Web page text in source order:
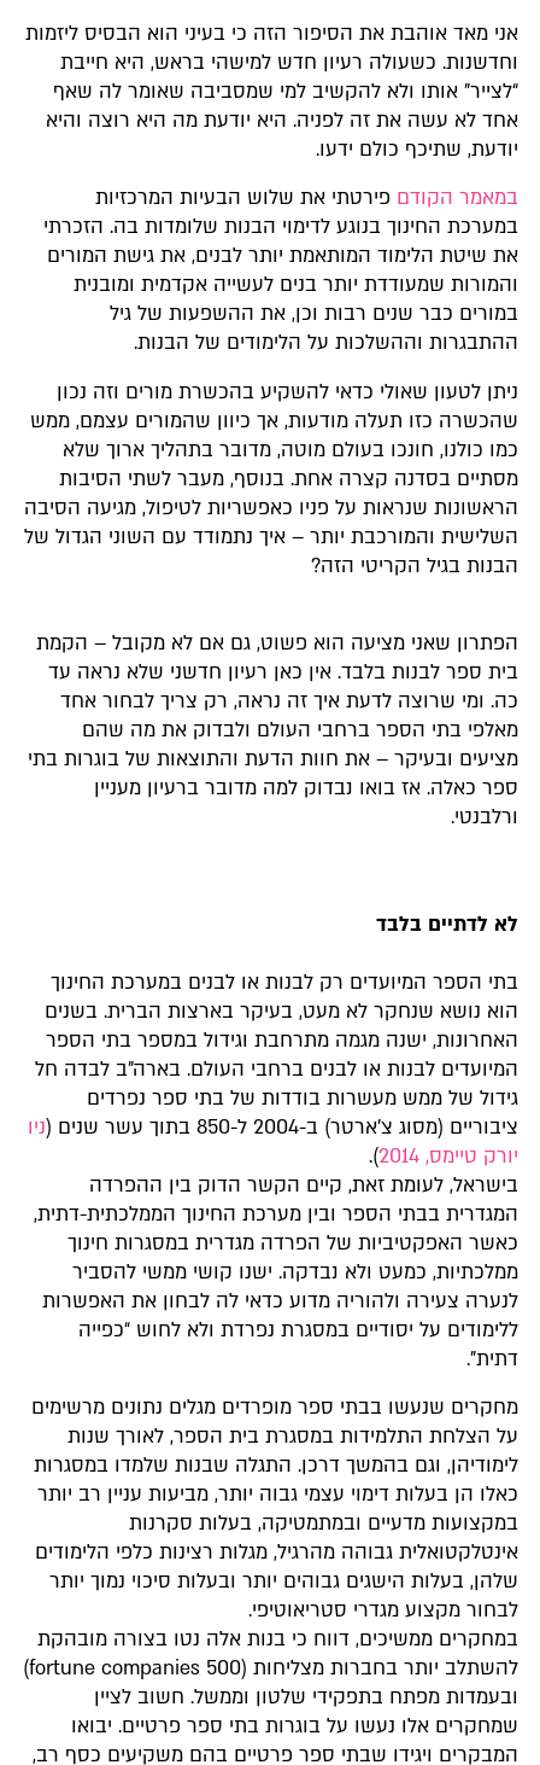
אני מאד אוהבת את הסיפור הזה כי בעיני הוא הבסיס ליזמות
וחדשנות. כשעולה רעיון חדש למישהי בראש, היא חייבת
“לצייר” אותו ולא להקשיב למי שמסביבה שאומר לה שאף
אחד לא עשה את זה לפניה. היא יודעת מה היא רוצה והיא
יודעת, שתיכף כולם ידעו.
במאמר הקודם פירטתי את שלוש הבעיות המרכזיות
במערכת החינוך בנוגע לדימוי הבנות שלומדות בה. הזכרתי
את שיטת הלימוד המותאמת יותר לבנים, את גישת המורים
והמורות שמעודדת יותר בנים לעשייה אקדמית ומובנית
במורים כבר שנים רבות וכן, את ההשפעות של גיל
ההתבגרות וההשלכות על הלימודים של הבנות.
ניתן לטעון שאולי כדאי להשקיע בהכשרת מורים וזה נכון
שהכשרה כזו תעלה מודעות, אך כיוון שהמורים עצמם, ממש
כמו כולנו, חונכו בעולם מוטה, מדובר בתהליך ארוך שלא
מסתיים בסדנה קצרה אחת. בנוסף, מעבר לשתי הסיבות
הראשונות שנראות על פניו כאפשריות לטיפול, מגיעה הסיבה
השלישית והמורכבת יותר – איך נתמודד עם השוני הגדול של
הבנות בגיל הקריטי הזה?
הפתרון שאני מציעה הוא פשוט, גם אם לא מקובל – הקמת
בית ספר לבנות בלבד. אין כאן רעיון חדשני שלא נראה עד
כה. ומי שרוצה לדעת איך זה נראה, רק צריך לבחור אחד
מאלפי בתי הספר ברחבי העולם ולבדוק את מה שהם
מציעים ובעיקר – את חוות הדעת והתוצאות של בוגרות בתי
ספר כאלה. אז בואו נבדוק למה מדובר ברעיון מעניין
ורלבנטי.
לא לדתיים בלבד
בתי הספר המיועדים רק לבנות או לבנים במערכת החינוך
הוא נושא שנחקר לא מעט, בעיקר בארצות הברית. בשנים
האחרונות, ישנה מגמה מתרחבת וגידול במספר בתי הספר
המיועדים לבנות או לבנים ברחבי העולם. בארה”ב לבדה חל
גידול של ממש מעשרות בודדות של בתי ספר נפרדים
ציבוריים (מסוג צ’ארטר) ב-2004 ל-850 בתוך עשר שנים (
ניו
יורק טיימס, 2014
).
בישראל, לעומת זאת, קיים הקשר הדוק בין ההפרדה
המגדרית בבתי הספר ובין מערכת החינוך הממלכתית-דתית,
כאשר האפקטיביות של הפרדה מגדרית במסגרות חינוך
ממלכתיות, כמעט ולא נבדקה. ישנו קושי ממשי להסביר
לנערה צעירה ולהוריה מדוע כדאי לה לבחון את האפשרות
ללימודים על יסודיים במסגרת נפרדת ולא לחוש “כפייה
דתית”.
מחקרים שנעשו בבתי ספר מופרדים מגלים נתונים מרשימים
על הצלחת התלמידות במסגרת בית הספר, לאורך שנות
לימודיהן, וגם בהמשך דרכן. התגלה שבנות שלמדו במסגרות
כאלו הן בעלות דימוי עצמי גבוה יותר, מביעות עניין רב יותר
במקצועות מדעיים ובמתמטיקה, בעלות סקרנות
אינטלקטואלית גבוהה מהרגיל, מגלות רצינות כלפי הלימודים
שלהן, בעלות הישגים גבוהים יותר ובעלות סיכוי נמוך יותר
לבחור מקצוע מגדרי סטריאוטיפי.
במחקרים ממשיכים, דווח כי בנות אלה נטו בצורה מובהקת
להשתלב יותר בחברות מצליחות (500 fortune companies)
ובעמדות מפתח בתפקידי שלטון וממשל. חשוב לציין
שמחקרים אלו נעשו על בוגרות בתי ספר פרטיים. יבואו
המבקרים ויגידו שבתי ספר פרטיים בהם משקיעים כסף רב,